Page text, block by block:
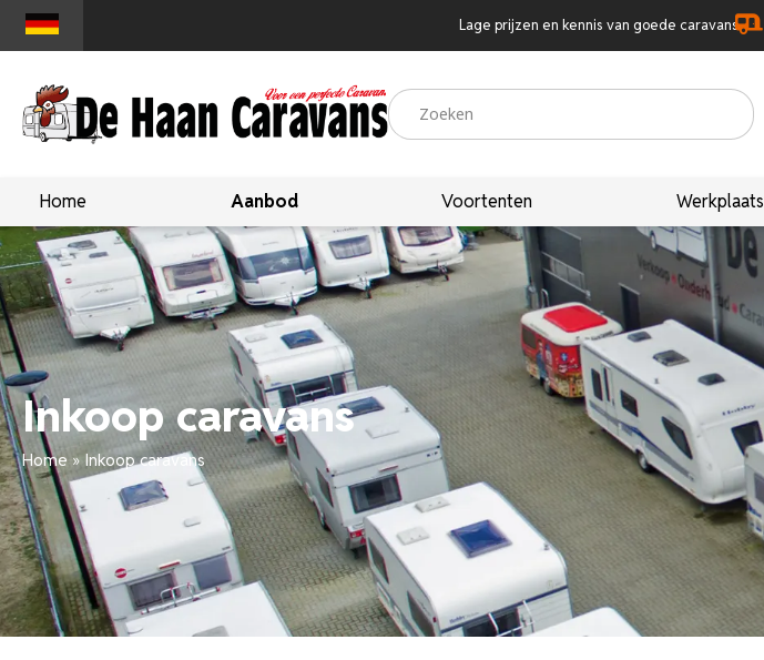
Lage prijzen en kennis van goede caravans
Home Aanbod Voortenten Werkplaats
Inkoop caravans
Home » Inkoop caravans